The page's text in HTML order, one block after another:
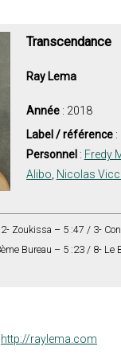
Transcendance
Ray Lema
Année: 2018
Label / référence:
Personnel : Fredy
Alibo, Nicolas
Zoukissa – 5 :47 / 3-
Bureau – 5 :23 / 8-
http://raylema.com